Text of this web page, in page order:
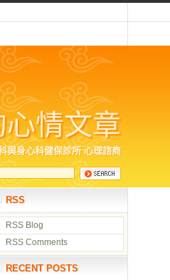
情文章
與身心科健保診所 心理諮商
RSS
RSS Blog
RSS Comments
RECENT POSTS